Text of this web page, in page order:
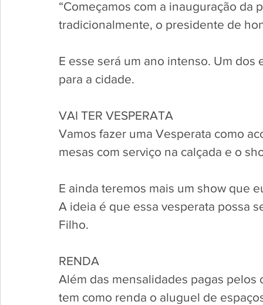
“Começamos com a inauguração
tradicionalmente, o presidente de
E esse será um ano intenso. Um
para a cidade.
VAI TER VESPERATA
Vamos fazer uma Vesperata como
mesas com serviço na calçada e o
E ainda teremos mais um show que
A ideia é que essa vesperata possa
Filho.
RENDA
Além das mensalidades pagas
tem como renda o aluguel de